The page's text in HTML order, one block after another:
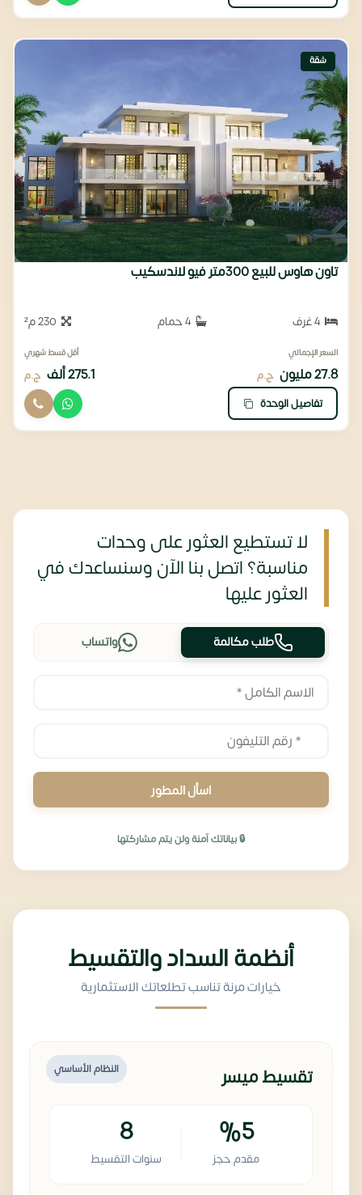
شقة
تاون هاوس للبيع 300متر فيو لاندسكيب
4 حمام
السعر الإجمالي
27.8 مليون ج.م
أقل قسط شهري
275.1 ألف ج.م
تفاصيل الوحدة
لا تستطيع العثور على وحدات
مناسبة؟ اتصل بنا الآن وسنساعدك في
العثور عليها
طلب مكالمة واتساب
اسأل المطور
🔒 بياناتك آمنة ولن يتم مشاركتها
أنظمة السداد والتقسيط
خيارات مرنة تناسب تطلعاتك الاستثمارية
النظام الأساسي تقسيط ميسر
%5
مقدم حجز
8
سنوات التقسيط